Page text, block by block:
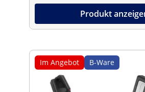
Produkt
Im Angebot B-Ware